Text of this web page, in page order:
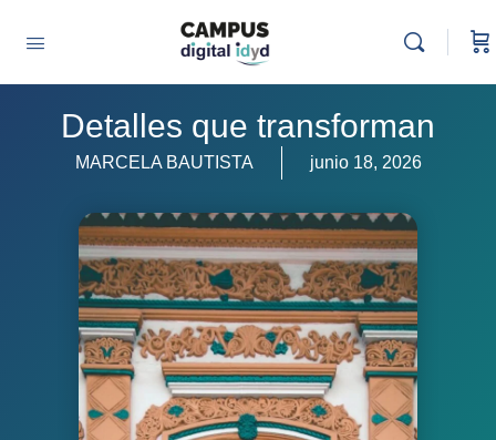
Detalles que transforman
MARCELA BAUTISTA junio 18, 2026